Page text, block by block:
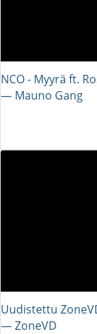
NCO - Myyrä ft.
― Mauno Gang
Uudistettu
― ZoneVD